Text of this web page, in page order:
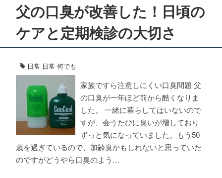
父の口臭が改善した！日頃の
ケアと定期検診の大切さ
日常 日常-何でも
家族ですら注意しにくい口臭問題 父
の口臭が一年ほど前から酷くなりま
した。 一緒に暮らしてはいないので
すが、会うたびに臭いが増しており
ずっと気になっていました。もう50
歳を過ぎているので、加齢臭かもしれないと思っていた
のですがどうやら口臭のよう…